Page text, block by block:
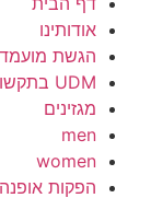
אודותינו
הגשת
UDM בתקשורת
מגזינים
men
women
הפקות אופנה